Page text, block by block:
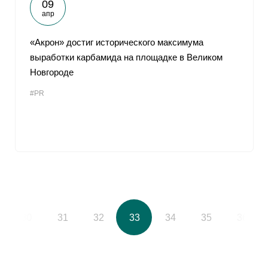
09
апр
«Акрон» достиг исторического максимума
выработки карбамида на площадке в Великом
Новгороде
#PR
31 32 33 34 35